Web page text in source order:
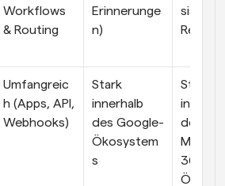
Workflows
& Routing
Erinnerunge
n)
sistent,
Regeln)
Umfangreic
h (Apps, API,
Webhooks)
Stark
innerhalb
des Google-
Ökosystem
s
Stark
des
365-